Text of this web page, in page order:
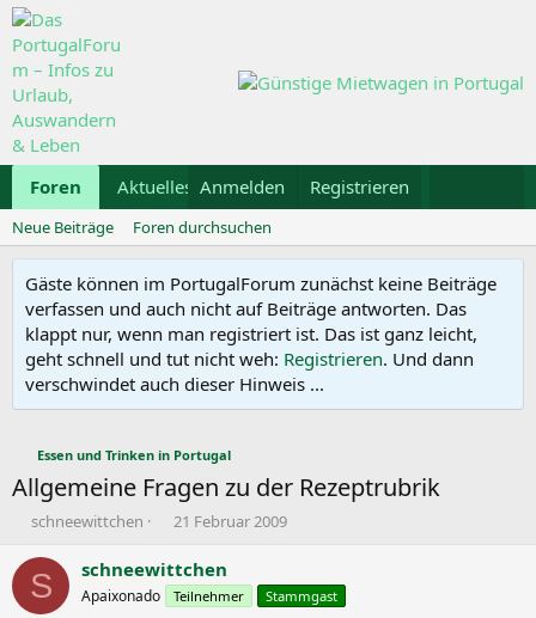
Foren Aktuelles Galerie Kalender
Anmelden Registrieren
Neue Beiträge Foren durchsuchen
Gäste können im PortugalForum zunächst keine Beiträge
verfassen und auch nicht auf Beiträge antworten. Das
klappt nur, wenn man registriert ist. Das ist ganz leicht,
geht schnell und tut nicht weh: Registrieren. Und dann
verschwindet auch dieser Hinweis ...
Essen und Trinken in Portugal
Allgemeine Fragen zu der Rezeptrubrik
E
s
t
schneewittchen
E
s
t
e
21 Februar 2009
S schneewittchen
Apaixonado Teilnehmer Stammgast